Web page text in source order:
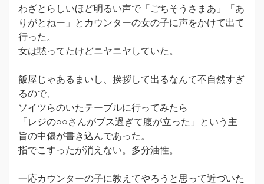
わざとらしいほど明るい声で「ごちそうさまあ」「あ
りがとねー」とカウンターの女の子に声をかけて出て
行った。
女は黙ってたけどニヤニヤしていた。
飯屋じゃあるまいし、挨拶して出るなんて不自然すぎ
るので、
ソイツらのいたテーブルに行ってみたら
「レジの○○さんがブス過ぎて腹が立った」という主
旨の中傷が書き込んであった。
指でこすったが消えない。多分油性。
一応カウンターの子に教えてやろうと思って近づいた